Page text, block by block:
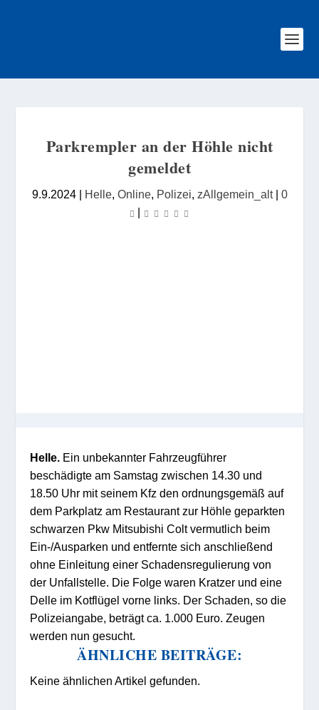
Parkrempler an der Höhle nicht
gemeldet
9.9.2024| Helle, Online, Polizei, zAllgemein_alt| 0
|
Helle. Ein unbekannter Fahrzeugführer
beschädigte am Samstag zwischen 14.30 und
18.50 Uhr mit seinem Kfz den ordnungsgemäß auf
dem Parkplatzam Restaurant zur Höhle geparkten
schwarzen Pkw Mitsubishi Coltvermutlich beim
Ein-/Ausparken und entfernte sich anschließend
ohne Einleitung einer Schadensregulierung von
der Unfallstelle Die Folge waren Kratzer und eine
Delle im Kotflügel vorne links. Der Schaden, so die
Polizeiangabe, beträgtca 1 .000 Euro Zeugen
werden nun gesucht.
ÄHNLICHE BEITRÄGE:
Keine ähnlichen Artikel gefunden.